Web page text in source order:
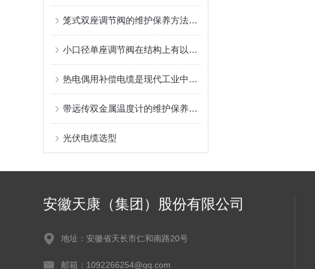
笼式双座调节阀的维护保养方法有哪些？
小口径单座调节阀在结构上有以下几个特别之处
热电偶用补偿电缆是现代工业中非常重要的测量设备
带远传双金属温度计的维护保养需要从多个方面入手
光伏电缆选型
安徽天康（集团）股份有限公司
地址：安徽省天长市仁和南路20号
邮箱：1092266254@qq.com